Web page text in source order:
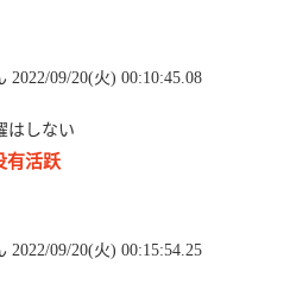
09/20(火) 00:10:45.08
はしない
有活跃
09/20(火) 00:15:54.25